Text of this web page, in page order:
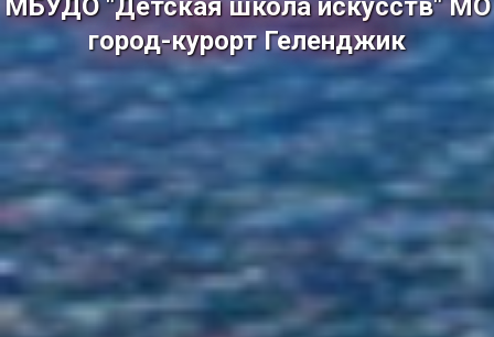
МБУДО "Детская школа искусств" МО
город-курорт Геленджик